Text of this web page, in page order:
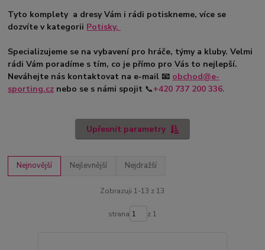
Tyto komplety a dresy Vám i rádi potiskneme, více se
dozvíte v kategorii Potisky.
Specializujeme se na vybavení pro hráče, týmy a kluby. Velmi
rádi Vám poradíme s tím, co je přímo pro Vás to nejlepší.
Neváhejte nás kontaktovat na e-mail 📧 obchod@e-
sporting.cz nebo se s námi spojit 📞+420 737 200 336.
Upřesnit parametry
Nejnovější Nejlevnější Nejdražší
Zobrazuji 1-13 z 13
strana z 1